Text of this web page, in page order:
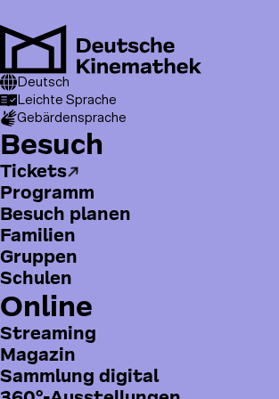
zum
Inhalt
T
o
p
m
e
n
u
Deutsch
Leichte Sprache
Gebärdensprache
H
a
u
p
t
m
e
n
ü
Besuch
Tickets
Programm
Besuch planen
Familien
Gruppen
Schulen
Online
Streaming
Magazin
Sammlung digital
Pfadnavigation
content